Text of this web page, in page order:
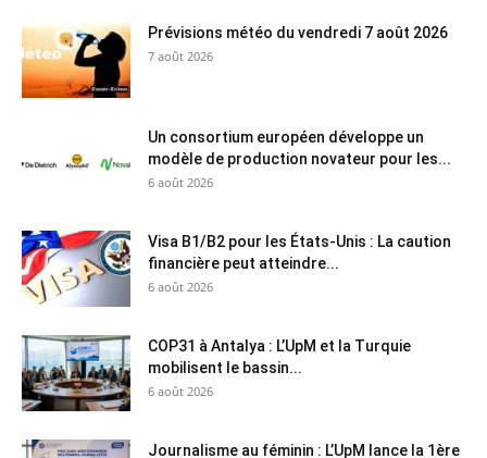
Prévisions météo du vendredi 7 août 2026
7 août 2026
Un consortium européen développe un
modèle de production novateur pour les...
6 août 2026
Visa B1/B2 pour les États-Unis : La caution
financière peut atteindre...
6 août 2026
COP31 à Antalya : L’UpM et la Turquie
mobilisent le bassin...
6 août 2026
Journalisme au féminin : L’UpM lance la 1ère